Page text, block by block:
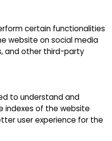
certain functionalities
website on social media
and other third-party
to understand and
indexes of the website
user experience for the